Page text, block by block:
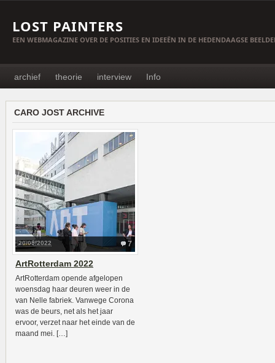
LOST PAINTERS
EEN WEBMAGAZINE OVER DE POSITIES EN IDEEËN IN DE HEDENDAAGSE
archief theorie interview Info
CARO JOST ARCHIVE
7
20/05/2022
ArtRotterdam 2022
ArtRotterdam opende afgelopen
woensdag haar deuren weer in de
van Nelle fabriek. Vanwege Corona
was de beurs, net als het jaar
ervoor, verzet naar het einde van de
maand mei. […]